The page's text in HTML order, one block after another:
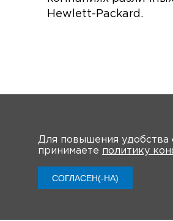
Hewlett-Packard.
Для повышения удобства
принимаете политику
СОГЛАСЕН(-НА)